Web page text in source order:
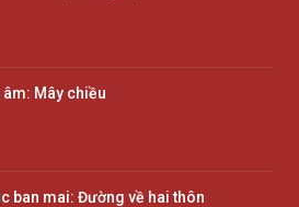
âm: Mây chiều
ban mai: Đường về hai thôn